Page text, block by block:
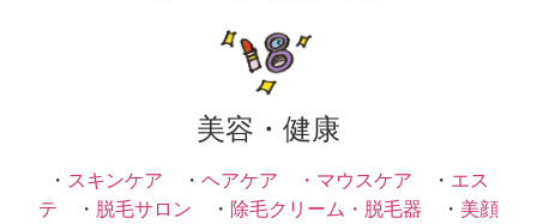
美容・健康
・ スキンケア ・ ヘアケア ・ マウスケア ・ エス
テ ・ 脱毛サロン ・ 除毛クリーム・脱毛器 ・ 美顔